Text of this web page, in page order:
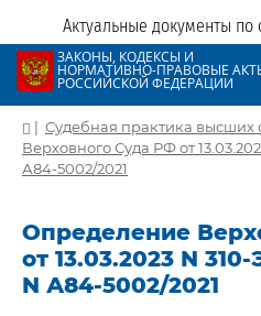
Актуальные документы по
ЗАКОНЫ, КОДЕКСЫ И
НОРМАТИВНО-ПРАВОВЫЕ
РОССИЙСКОЙ ФЕДЕРАЦИИ
| Судебная практика высших
Верховного Суда РФ от
А84-5002/2021
Определение
от 13.03.2023 N
N А84-5002/2021